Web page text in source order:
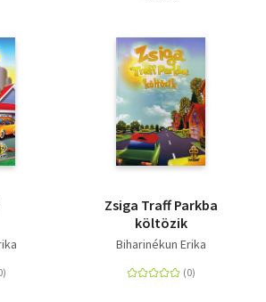
Zsiga Traff Parkba
költözik
Biharinékun Erika